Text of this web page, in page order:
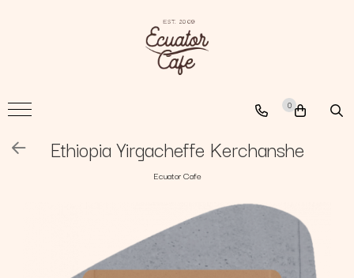
The Nomad
0
Ethiopia Yirgacheffe Kerchanshe
Ecuator Cafe